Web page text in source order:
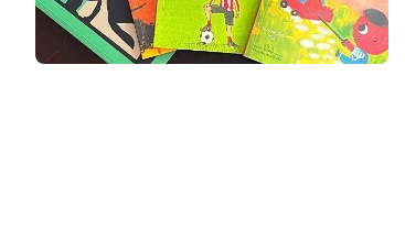
Eventos